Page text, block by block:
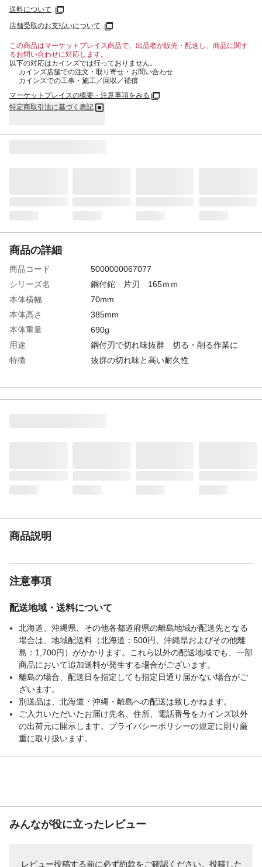
送料について
店舗受取のお支払いについて
この商品はマーケットプレイス商品で、出品者が販売・配送し、商品に関す
るお問い合わせに対応します。
以下の対応はカインズでは行っておりません。
カインズ店舗での注文・取り寄せ・お問い合わせ
カインズでの工事・施工／回収／補償
マーケットプレイスの概要・注意事項をみる
特定商取引法に基づく表記
商品の詳細
商品コード
5000000067077
シリーズ名
鋼付鉈 片刃 165ｍｍ
本体横幅
70mm
本体高さ
385mm
本体重量
690g
用途
鋼付刃で切れ味抜群 切る・削る作業に
特徴
抜群の切れ味と高い耐久性
刃の長さ
165ｍｍ
商品説明
注意事項
配送地域・送料について
北海道、沖縄県、その他各都道府県の離島地域が配送先となる
場合は、地域配送料（北海道：500円、沖縄県およびその他離
島：1,700円）がかかります。これら以外の配送地域でも、一部
商品において追加送料が発生する場合がございます。
離島の場合、配送日を指定しても指定日通り届かない場合がご
ざいます。
別送品は、北海道・沖縄・離島への配送は致しかねます。
ご入力いただいたお届け先名、住所、電話番号をカインズ以外
の出荷元に開示します。プライバシーポリシーの規定に則り厳
重に取り扱います。
みんなが役に立ったレビュー
レビュー投稿する前に必ず約款をご確認ください。投稿した